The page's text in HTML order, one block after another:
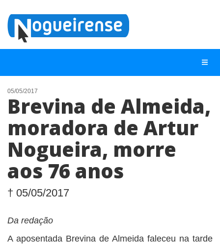
NOTÍCIAS
LISTA DIGITAL
TELEFONES ÚTEIS
QUEM SOMOS
CONTATO
ANUNCIE
05/05/2017
Brevina de Almeida,
moradora de Artur
Nogueira, morre
aos 76 anos
† 05/05/2017
Da redação
A aposentada Brevina de Almeida faleceu na tarde